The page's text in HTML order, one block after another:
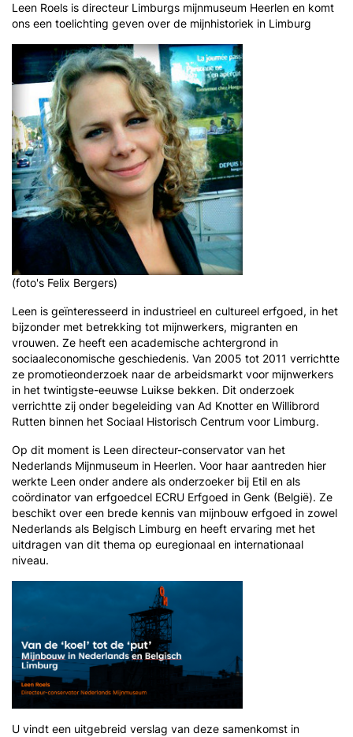
Leen Roels is directeur Limburgs mijnmuseum Heerlen en komt
ons een toelichting geven over de mijnhistoriek in Limburg
(foto's Felix Bergers)
Leen is geïnteresseerd in industrieel en cultureel erfgoed, in het
bijzonder met betrekking tot mijnwerkers, migranten en
vrouwen. Ze heeft een academische achtergrond in
sociaaleconomische geschiedenis. Van 2005 tot 2011 verrichtte
ze promotieonderzoek naar de arbeidsmarkt voor mijnwerkers
in het twintigste-eeuwse Luikse bekken. Dit onderzoek
verrichtte zij onder begeleiding van Ad Knotter en Willibrord
Rutten binnen het Sociaal Historisch Centrum voor Limburg.
Op dit moment is Leen directeur-conservator van het
Nederlands Mijnmuseum in Heerlen. Voor haar aantreden hier
werkte Leen onder andere als onderzoeker bij Etil en als
coördinator van erfgoedcel ECRU Erfgoed in Genk (België). Ze
beschikt over een brede kennis van mijnbouw erfgoed in zowel
Nederlands als Belgisch Limburg en heeft ervaring met het
uitdragen van dit thema op euregionaal en internationaal
niveau.
U vindt een uitgebreid verslag van deze samenkomst in